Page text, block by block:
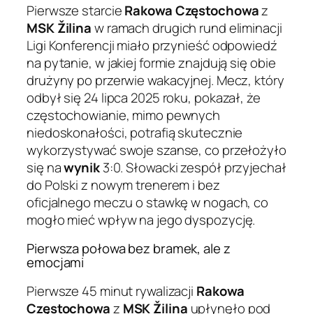
Pierwsze starcieRakowa Częstochowaz
MSK Žilinaw ramach drugich rund eliminacji
Ligi Konferencji miało przynieść odpowiedź
na pytanie, w jakiej formie znajdują się obie
drużyny po przerwie wakacyjnej. Mecz, który
odbył się 24 lipca 2025 roku, pokazał, że
częstochowianie, mimo pewnych
niedoskonałości, potrafią skutecznie
wykorzystywać swoje szanse, co przełożyło
się nawynik3:0. Słowacki zespół przyjechał
do Polski z nowym trenerem i bez
oficjalnego meczu o stawkę w nogach, co
mogło mieć wpływ na jego dyspozycję.
Pierwsza połowa bez bramek, ale z
emocjami
Pierwsze 45 minut rywalizacji Rakowa
Częstochowaz MSK Žilina upłynęło pod